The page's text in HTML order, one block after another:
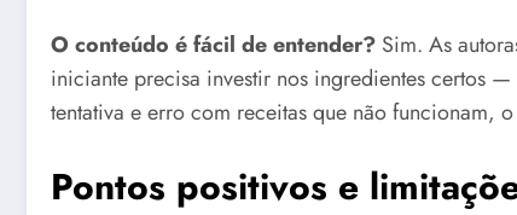
O conteúdo é fácil de entender? Sim. As
iniciante precisa investir nos ingredientes certos
tentativa e erro com receitas que não funcionam,
Pontos positivos e